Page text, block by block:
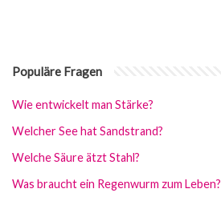
Populäre Fragen
Wie entwickelt man Stärke?
Welcher See hat Sandstrand?
Welche Säure ätzt Stahl?
Was braucht ein Regenwurm zum Leben?